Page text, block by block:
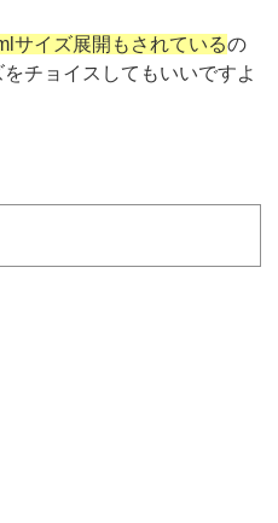
サイズ展開もされているの
チョイスしてもいいですよ